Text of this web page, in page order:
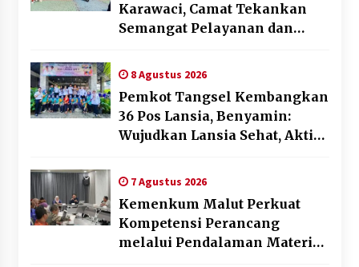
Karawaci, Camat Tekankan
Semangat Pelayanan dan
8 Agustus 2026
Pemkot Tangsel Kembangkan
36 Pos Lansia, Benyamin:
Wujudkan Lansia Sehat, Aktif,
7 Agustus 2026
Kemenkum Malut Perkuat
Kompetensi Perancang
melalui Pendalaman Materi